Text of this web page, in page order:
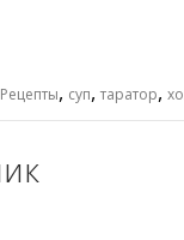
Рецепты, суп, таратор,